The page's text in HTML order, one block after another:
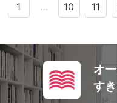
1 … 10 11
オ
す